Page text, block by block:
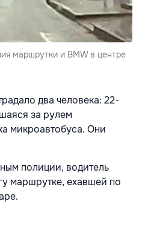
маршрутки и BMW в центре
два человека: 22-
за рулем
микроавтобуса. Они
полиции, водитель
маршрутке, ехавшей по